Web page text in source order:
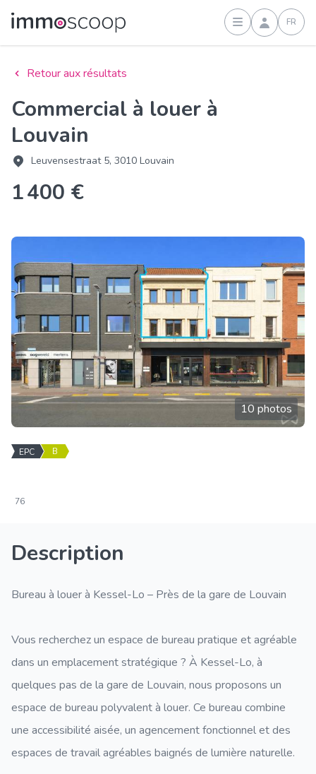
Connexion
FR
Retour aux résultats
Commercial à louer à
Louvain
Leuvensestraat 5, 3010 Louvain
1 400 €
10 photos
EPC B
76
Description
Bureau à louer à Kessel-Lo – Près de la gare de Louvain
Vous recherchez un espace de bureau pratique et agréable
dans un emplacement stratégique ? À Kessel-Lo, à
quelques pas de la gare de Louvain, nous proposons un
espace de bureau polyvalent à louer. Ce bureau combine
une accessibilité aisée, un agencement fonctionnel et des
espaces de travail agréables baignés de lumière naturelle.